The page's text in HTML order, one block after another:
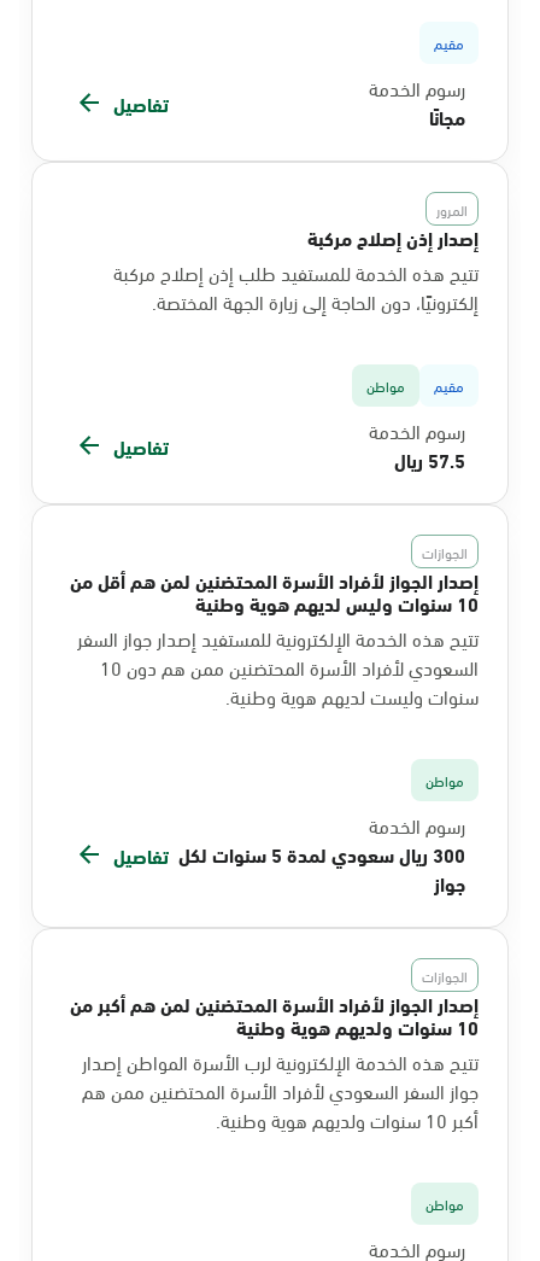
مقيم
رسوم الخدمة
مجانًا
تفاصيل
المرور
إصدار إذن إصلاح مركبة
تتيح هذه الخدمة للمستفيد طلب إذن إصلاح مركبة
إلكترونيًا، دون الحاجة إلى زيارة الجهة المختصة.
مقيم مواطن
رسوم الخدمة
57.5 ريال
تفاصيل
الجوازات
إصدار الجواز لأفراد الأسرة المحتضنين لمن هم أقل من
10 سنوات وليس لديهم هوية وطنية
تتيح هذه الخدمة الإلكترونية للمستفيد إصدار جواز السفر
السعودي لأفراد الأسرة المحتضنين ممن هم دون 10
سنوات وليست لديهم هوية وطنية.
مواطن
رسوم الخدمة
300 ريال سعودي لمدة 5 سنوات لكل
جواز
تفاصيل
الجوازات
إصدار الجواز لأفراد الأسرة المحتضنين لمن هم أكبر من
10 سنوات ولديهم هوية وطنية
تتيح هذه الخدمة الإلكترونية لرب الأسرة المواطن إصدار
جواز السفر السعودي لأفراد الأسرة المحتضنين ممن هم
أكبر 10 سنوات ولديهم هوية وطنية.
مواطن
رسوم الخدمة